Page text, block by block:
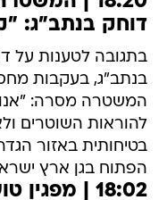
דוחק בנתב"ג:
בתגובה לטענות על
בנתב"ג, בעקבות
המשטרה מסרה: "אנו
להוראות השוטרים
בטיחותית באזור
הפתוח בגן ארץ
18:02 |